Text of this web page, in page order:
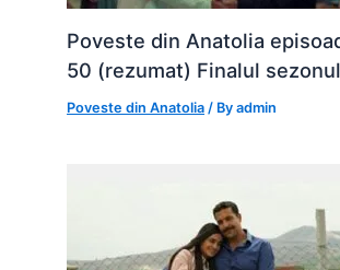
Poveste din Anatolia
50 (rezumat) Finalul
Poveste din Anatolia / Byadmin